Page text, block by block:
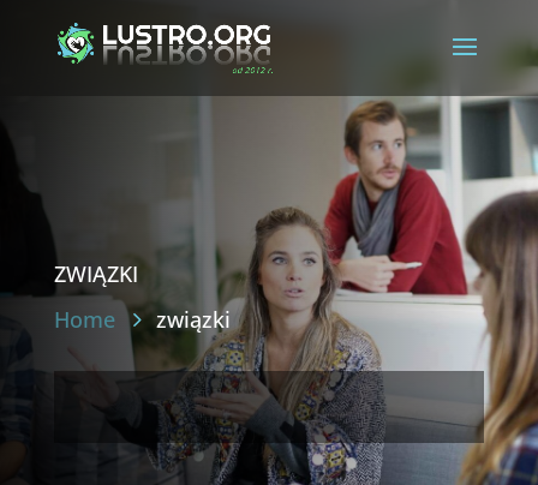
związki
Home związki